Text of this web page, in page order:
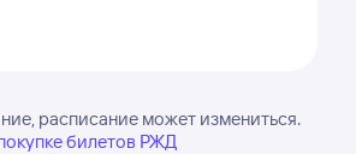
расписание может измениться.
билетов РЖД